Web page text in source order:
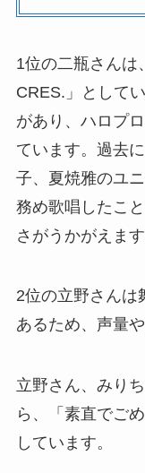
1位の二瓶さんは
CRES.」として
があり、ハロプ
ています。過去
子、夏焼雅のユ
務め歌唱したこ
さがうかがえます
2位の立野さんは
あるため、声量
立野さん、みり
ら、「素直でご
しています。